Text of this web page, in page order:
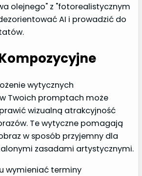
olejnego" z "fotorealistycznym
AI i prowadzić do
wytycznych
Twoich promptach może
wizualną atrakcyjność
Te wytyczne pomagają
w sposób przyjemny dla
zasadami artystycznymi.
wymieniać terminy